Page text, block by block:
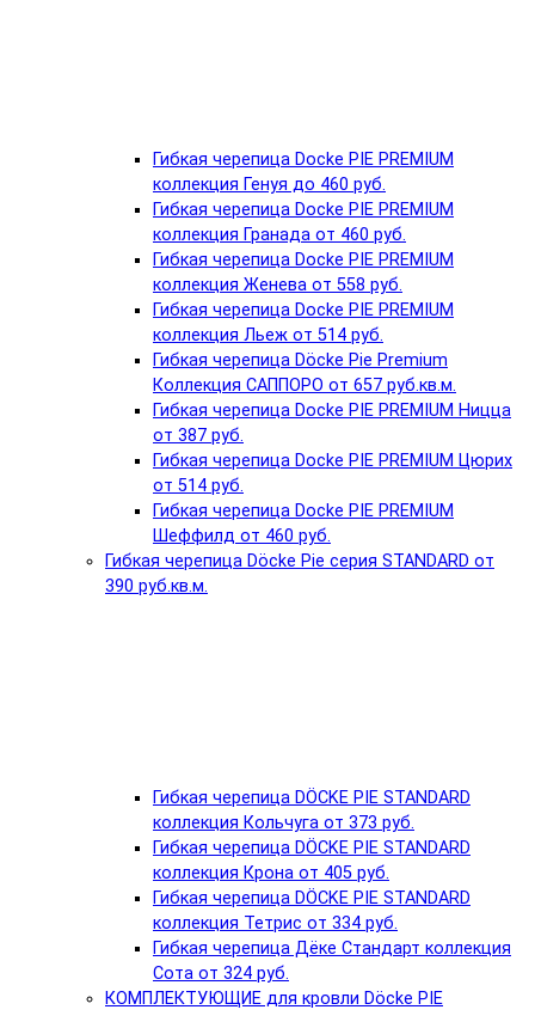
Гибкая черепица Docke PIE PREMIUM
коллекция Генуя до 460 руб.
Гибкая черепица Docke PIE PREMIUM
коллекция Гранада от 460 руб.
Гибкая черепица Docke PIE PREMIUM
коллекция Женева от 558 руб.
Гибкая черепица Docke PIE PREMIUM
коллекция Льеж от 514 руб.
Гибкая черепица Döcke Pie Premium
Коллекция САППОРО от 657 руб.кв.м.
Гибкая черепица Docke PIE PREMIUM Ницца
от 387 руб.
Гибкая черепица Docke PIE PREMIUM Цюрих
от 514 руб.
Гибкая черепица Docke PIE PREMIUM
Шеффилд от 460 руб.
Гибкая черепица Döcke Pie серия STANDARD от
390 руб.кв.м.
Гибкая черепица DÖCKE PIE STANDARD
коллекция Кольчуга от 373 руб.
Гибкая черепица DÖCKE PIE STANDARD
коллекция Крона от 405 руб.
Гибкая черепица DÖCKE PIE STANDARD
коллекция Тетрис от 334 руб.
Гибкая черепица Дёке Стандарт коллекция
Сота от 324 руб.
КОМПЛЕКТУЮЩИЕ для кровли Döcke PIE